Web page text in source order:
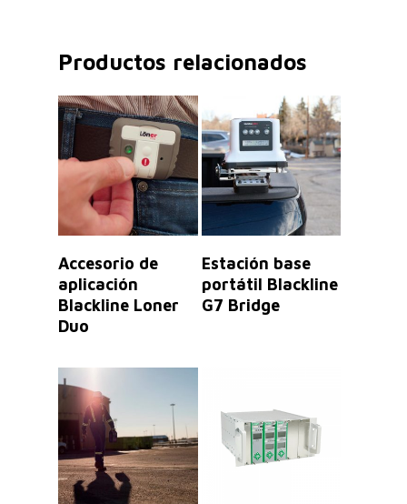
Productos relacionados
Accesorio de
aplicación
Blackline Loner
Duo
Estación base
portátil Blackline
G7 Bridge